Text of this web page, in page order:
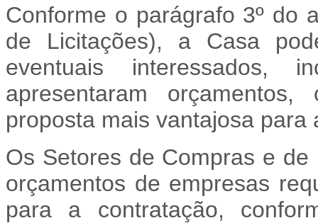
Conforme o parágrafo 3º do
de Licitações), a Casa
eventuais interessados,
apresentaram
proposta mais vantajosa
Os Setores de Compras e
orçamentos de empresas
para a contratação,